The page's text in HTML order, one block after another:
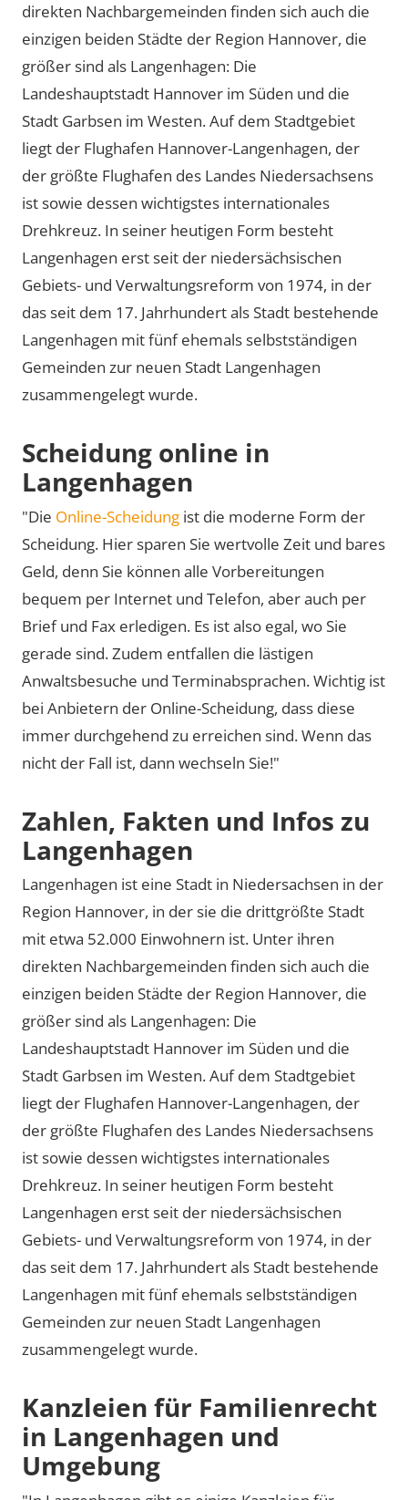
direkten Nachbargemeinden finden sich auch die
einzigen beiden Städte der Region Hannover, die
größer sind als Langenhagen: Die
Landeshauptstadt Hannover im Süden und die
Stadt Garbsen im Westen. Auf dem Stadtgebiet
liegt der Flughafen Hannover-Langenhagen, der
der größte Flughafen des Landes Niedersachsens
ist sowie dessen wichtigstes internationales
Drehkreuz. In seiner heutigen Form besteht
Langenhagen erst seit der niedersächsischen
Gebiets- und Verwaltungsreform von 1974, in der
das seit dem 17. Jahrhundert als Stadt bestehende
Langenhagen mit fünf ehemals selbstständigen
Gemeinden zur neuen Stadt Langenhagen
zusammengelegt wurde.
Scheidung online in
Langenhagen
"Die Online-Scheidung ist die moderne Form der
Scheidung. Hier sparen Sie wertvolle Zeit und bares
Geld, denn Sie können alle Vorbereitungen
bequem per Internet und Telefon, aber auch per
Brief und Fax erledigen. Es ist also egal, wo Sie
gerade sind. Zudem entfallen die lästigen
Anwaltsbesuche und Terminabsprachen. Wichtig ist
bei Anbietern der Online-Scheidung, dass diese
immer durchgehend zu erreichen sind. Wenn das
nicht der Fall ist, dann wechseln Sie!"
Zahlen, Fakten und Infos zu
Langenhagen
Langenhagen ist eine Stadt in Niedersachsen in der
Region Hannover, in der sie die drittgrößte Stadt
mit etwa 52.000 Einwohnern ist. Unter ihren
direkten Nachbargemeinden finden sich auch die
einzigen beiden Städte der Region Hannover, die
größer sind als Langenhagen: Die
Landeshauptstadt Hannover im Süden und die
Stadt Garbsen im Westen. Auf dem Stadtgebiet
liegt der Flughafen Hannover-Langenhagen, der
der größte Flughafen des Landes Niedersachsens
ist sowie dessen wichtigstes internationales
Drehkreuz. In seiner heutigen Form besteht
Langenhagen erst seit der niedersächsischen
Gebiets- und Verwaltungsreform von 1974, in der
das seit dem 17. Jahrhundert als Stadt bestehende
Langenhagen mit fünf ehemals selbstständigen
Gemeinden zur neuen Stadt Langenhagen
zusammengelegt wurde.
Kanzleien für Familienrecht
in Langenhagen und
Umgebung